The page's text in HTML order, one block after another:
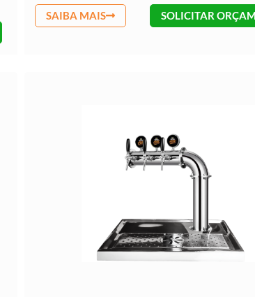
SAIBA MAIS SOLICITAR